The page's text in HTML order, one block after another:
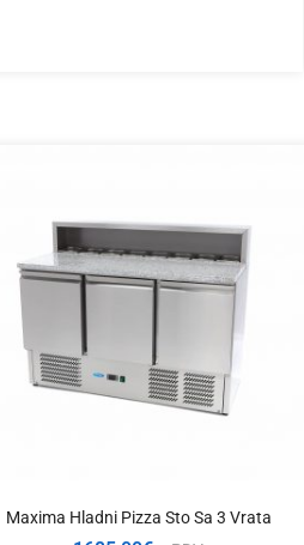
Maxima Hladni Pizza Sto Sa 3 Vrata